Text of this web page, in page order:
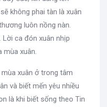
không phai tàn là xuân
luôn nồng nàn.
ca đón xuân nhịp
mùa xuân.
xuân ở trong tâm
và biết mến yêu nhiều
là khi biết sống theo Tin